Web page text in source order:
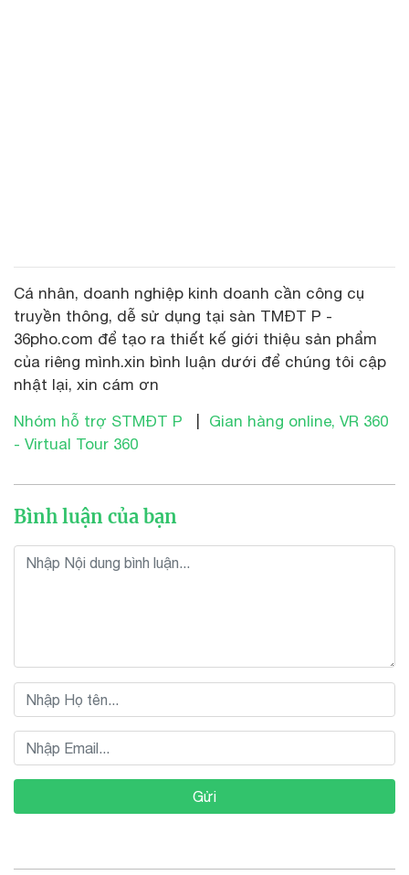
Cá nhân, doanh nghiệp kinh doanh cần công cụ
truyền thông, dễ sử dụng tại sàn TMĐT P -
36pho.com để tạo ra thiết kế giới thiệu sản phẩm
của riêng mình.xin bình luận dưới để chúng tôi cập
nhật lại, xin cám ơn
Nhóm hỗ trợ STMĐT P
Gian hàng online, VR 360
- Virtual Tour 360
Bình luận của bạn
Gửi